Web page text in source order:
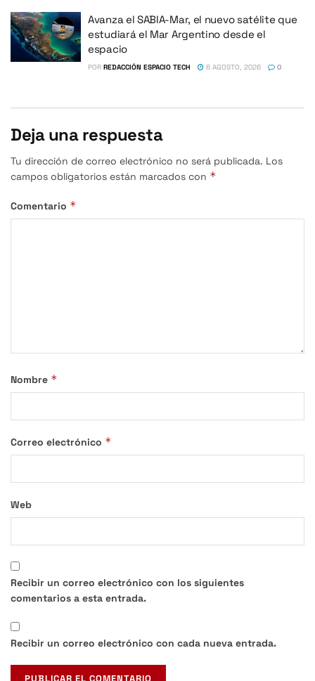
Avanza el SABIA-Mar, el nuevo satélite que
estudiará el Mar Argentino desde el
espacio
POR REDACCIÓN ESPACIO TECH 6 AGOSTO, 2026 0
Deja una respuesta
Tu dirección de correo electrónico no será publicada. Los
campos obligatorios están marcados con *
Comentario *
Nombre *
Correo electrónico *
Web
Recibir un correo electrónico con los siguientes
comentarios a esta entrada.
Recibir un correo electrónico con cada nueva entrada.